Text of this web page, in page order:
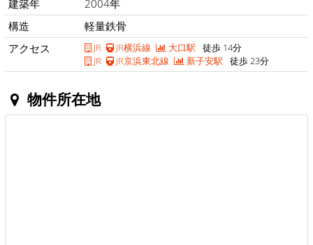
建築年
2004年
構造
軽量鉄骨
アクセス
JR JR横浜線 大口駅 徒歩 14分
JR
JR京浜東北線 新子安駅 徒歩 23分
物件所在地